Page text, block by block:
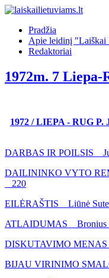
Pradžia
Apie leidinį "Laiškai
Redaktoriai
1972m. 7 Liepa-
1972 / LIEPA - RUG
DARBAS IR POILSIS
DAILININKO VYTO
220
EILĖRAŠTIS Liūnė
ATLAIDUMAS Bronius
DISKUTAVIMO
BIJAU VIRINIMO